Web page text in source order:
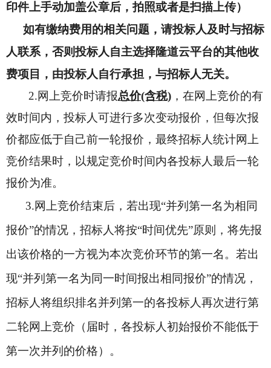
印件上手动加盖公章后，拍照或者是扫描上传）
如有缴纳费用的相关问题，请投标人及时与招标
人联系，否则投标人自主选择隆道云平台的其他收
费项目，由投标人自行承担，与招标人无关。
2.网上竞价时请报总价(含税) ，在网上竞价的有
效时间内，投标人可进行多次变动报价，但每次报
价都应低于自己前一轮报价，最终招标人统计网上
竞价结果时，以规定竞价时间内各投标人最后一轮
报价为准。
3.网上竞价结束后，若出现“并列第一名为相同
报价”的情况，招标人将按“时间优先”原则，将先报
出该价格的一方视为本次竞价环节的第一名。若出
现“并列第一名为同一时间报出相同报价”的情况，
招标人将组织排名并列第一的各投标人再次进行第
二轮网上竞价（届时，各投标人初始报价不能低于
第一次并列的价格）。